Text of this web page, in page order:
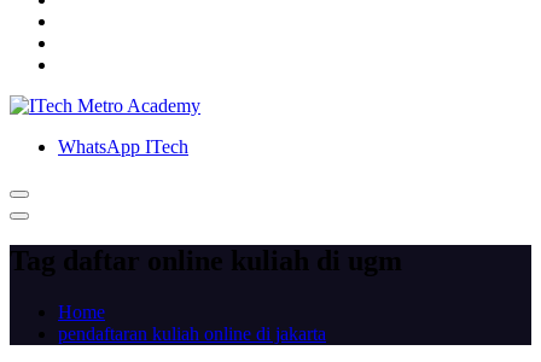
WhatsApp ITech
Tag daftar online kuliah di ugm
Home
pendaftaran kuliah online di jakarta